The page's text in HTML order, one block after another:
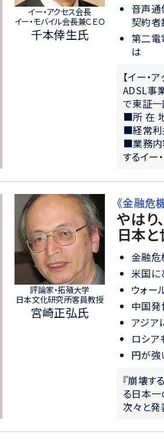
イー・アクセス会長
イー・モバイル会長兼ＣＥＯ
千本倖生氏
音声通
契約者
第二電
は
【イー・
ADSL事
で東証
■所 在
■経常利
■業務内
するイー
評論家・拓殖大学
日本文化研究所客員教授
宮崎正弘氏
《金融危
やはり
日本と
金融危
米国に
ウォー
中国
アジア
ロシ
円が強
『崩壊す
る日本一
次々と発